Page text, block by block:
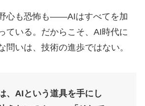
心も恐怖も——AIはすべてを加
ている。だからこそ、AI時代に
問いは、技術の進歩ではない。
、AIという道具を手にし